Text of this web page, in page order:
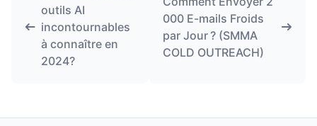
outils AI
incontournables
à connaître en
2024?
000 E-mails Froids
par Jour ? (SMMA
COLD OUTREACH)